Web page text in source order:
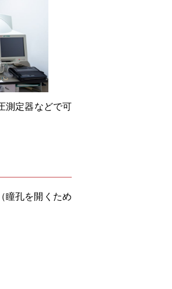
測定器などで可
瞳孔を開くため